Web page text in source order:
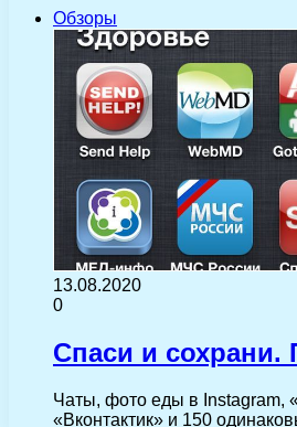
Обзоры
13.08.2020
0
Спаси и сохрани.
Чаты, фото еды в Instagram,
«Вконтактик» и 150